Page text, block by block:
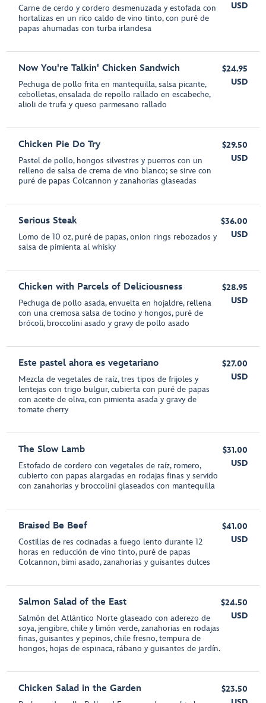
Carne de cerdo y cordero desmenuzada y estofada con
hortalizas en un rico caldo de vino tinto, con puré de
papas ahumadas con turba irlandesa
USD
Now You're Talkin' Chicken Sandwich
Pechuga de pollo frita en mantequilla, salsa picante,
cebolletas, ensalada de repollo rallado en escabeche,
alioli de trufa y queso parmesano rallado
$24.95
USD
Chicken Pie Do Try
Pastel de pollo, hongos silvestres y puerros con un
relleno de salsa de crema de vino blanco; se sirve con
puré de papas Colcannon y zanahorias glaseadas
$29.50
USD
Serious Steak
Lomo de 10 oz, puré de papas, onion rings rebozados y
salsa de pimienta al whisky
$36.00
USD
Chicken with Parcels of Deliciousness
Pechuga de pollo asada, envuelta en hojaldre, rellena
con una cremosa salsa de tocino y hongos, puré de
brócoli, broccolini asado y gravy de pollo asado
$28.95
USD
Este pastel ahora es vegetariano
Mezcla de vegetales de raíz, tres tipos de frijoles y
lentejas con trigo bulgur, cubierta con puré de papas
con aceite de oliva, con pimienta asada y gravy de
tomate cherry
$27.00
USD
The Slow Lamb
Estofado de cordero con vegetales de raíz, romero,
cubierto con papas alargadas en rodajas finas y servido
con zanahorias y broccolini glaseados con mantequilla
$31.00
USD
Braised Be Beef
Costillas de res cocinadas a fuego lento durante 12
horas en reducción de vino tinto, puré de papas
Colcannon, bimi asado, zanahorias y guisantes dulces
$41.00
USD
Salmon Salad of the East
Salmón del Atlántico Norte glaseado con aderezo de
soya, jengibre, chile y limón verde, zanahorias en rodajas
finas, guisantes y pepinos, chile fresno, tempura de
hongos, hojas de espinaca, rábano y guisantes de jardín.
$24.50
USD
Chicken Salad in the Garden
$23.50